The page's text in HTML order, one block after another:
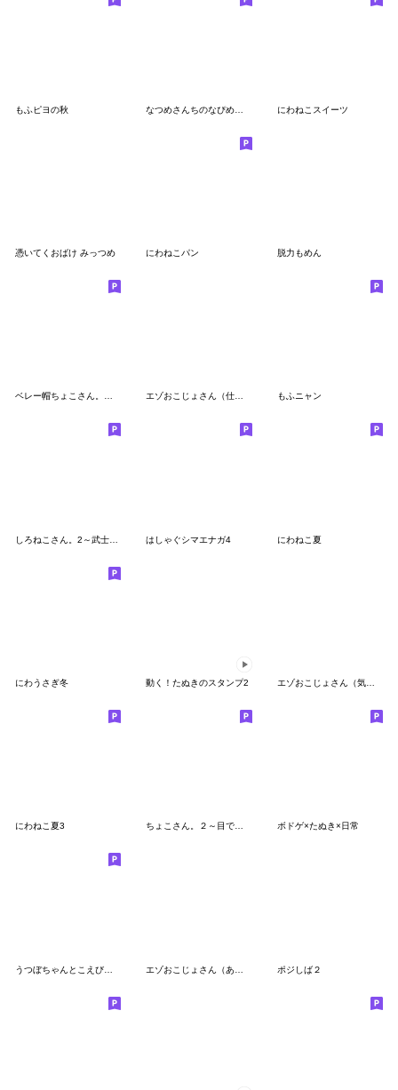
もふピヨの秋 にわねこスイーツ
憑いてくおばけ みっつめ にわねこパン 脱力もめん
ベレー帽ちょこさん。～表情で伝える猫～ エゾおこじょさん（仕事＆私生活） もふニャン
はしゃぐシマエナガ4 にわねこ夏
にわうさぎ冬 動く！たぬきのスタンプ2 エゾおこじょさん（気持ち）
にわねこ夏3 ちょこさん。２～目で気づかう猫～ ボドゲ×たぬき×日常
ポジしば２